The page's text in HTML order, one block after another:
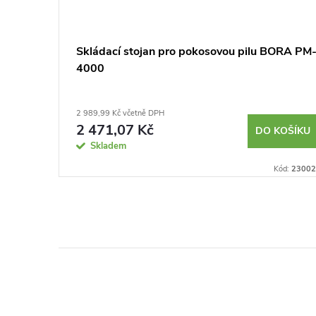
Skládací stojan pro pokosovou pilu BORA PM-
4000
2 989,99 Kč včetně DPH
2 471,07 Kč
Skladem
DO KOŠÍKU
Kód: